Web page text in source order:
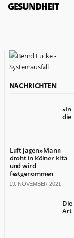
GESUNDHEIT
NACHRICHTEN
«In
die
Luft jagen» Mann
droht in Kölner Kita
und wird
festgenommen
19. NOVEMBER 2021
Die
Art